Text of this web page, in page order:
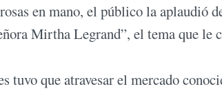
en mano, el público la aplaudió
Mirtha Legrand”, el tema que le
tuvo que atravesar el mercado